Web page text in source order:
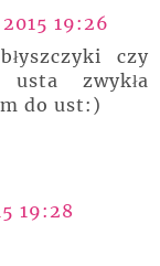
19:26
czy
zwykła
do ust:)
19:28